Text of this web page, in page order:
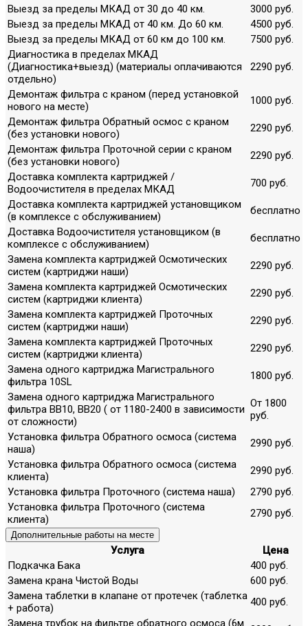
Выезд за пределы МКАД от 30 до 40 км.
3000 руб.
Выезд за пределы МКАД от 40 км. До 60 км.
4500 руб.
Выезд за пределы МКАД от 60 км до 100 км.
7500 руб.
Диагностика в пределах МКАД
(Диагностика+выезд) (материалы оплачиваются
отдельно)
2290 руб.
Демонтаж фильтра с краном (перед установкой
нового на месте)
1000 руб.
Демонтаж фильтра Обратный осмос с краном
(без установки нового)
2290 руб.
Демонтаж фильтра Проточной серии с краном
(без установки нового)
2290 руб.
Доставка комплекта картриджей /
Водоочистителя в пределах МКАД
700 руб.
Доставка комплекта картриджей установщиком
(в комплексе с обслуживанием)
бесплатно
Доставка Водоочистителя установщиком (в
комплексе с обслуживанием)
бесплатно
Замена комплекта картриджей Осмотических
систем (картриджи наши)
2290 руб.
Замена комплекта картриджей Осмотических
систем (картриджи клиента)
2290 руб.
Замена комплекта картриджей Проточных
систем (картриджи наши)
2290 руб.
Замена комплекта картриджей Проточных
систем (картриджи клиента)
2290 руб.
Замена одного картриджа Магистрального
фильтра 10SL
1800 руб.
Замена одного картриджа Магистрального
фильтра ВВ10, ВВ20 ( от 1180-2400 в зависимости
от сложности)
От 1800
руб.
Установка фильтра Обратного осмоса (система
наша)
2990 руб.
Установка фильтра Обратного осмоса (система
клиента)
2990 руб.
Установка фильтра Проточного (система наша)
2790 руб.
Установка фильтра Проточного (система
клиента)
2790 руб.
Дополнительные работы на месте
Услуга
Цена
Подкачка Бака
400 руб.
Замена крана Чистой Воды
600 руб.
Замена таблетки в клапане от протечек (таблетка
+ работа)
400 руб.
Замена трубок на фильтре обратного осмоса (6м